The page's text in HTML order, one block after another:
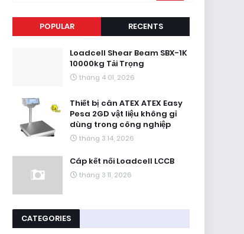
POPULAR RECENTS
Loadcell Shear Beam SBX-1K
10000kg Tải Trọng
tháng 4 01, 2026
Thiết bị cân ATEX ATEX Easy
Pesa 2GD vật liệu không gỉ
dùng trong công nghiệp
tháng 3 14, 2026
Cáp kết nối Loadcell LCCB
tháng 3 11, 2026
CATEGORIES